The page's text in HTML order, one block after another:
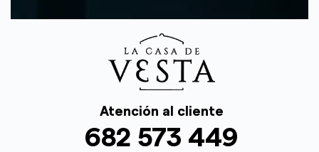
Atención al cliente
682 573 449